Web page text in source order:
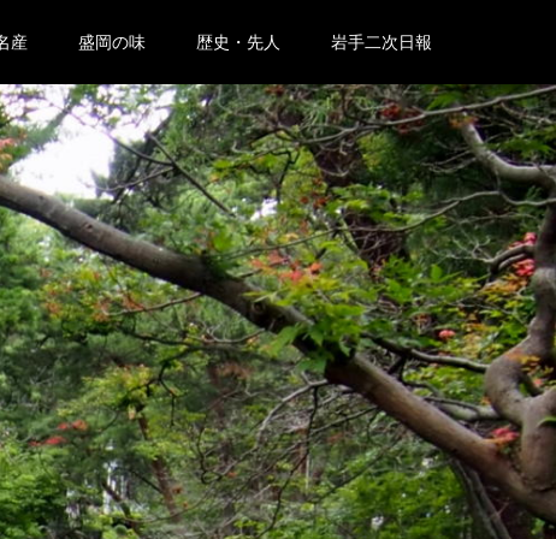
産 盛岡の味 歴史・先人 岩手二次日報